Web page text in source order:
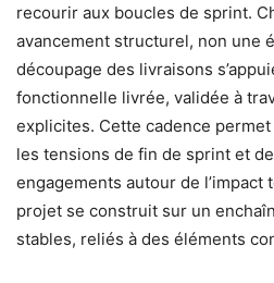
recourir aux boucles de sprint.
avancement structurel, non une
découpage des livraisons
fonctionnelle livrée, validée à
explicites. Cette cadence permet
les tensions de fin de sprint et
engagements autour de l’impact
projet se construit sur un
stables, reliés à des éléments